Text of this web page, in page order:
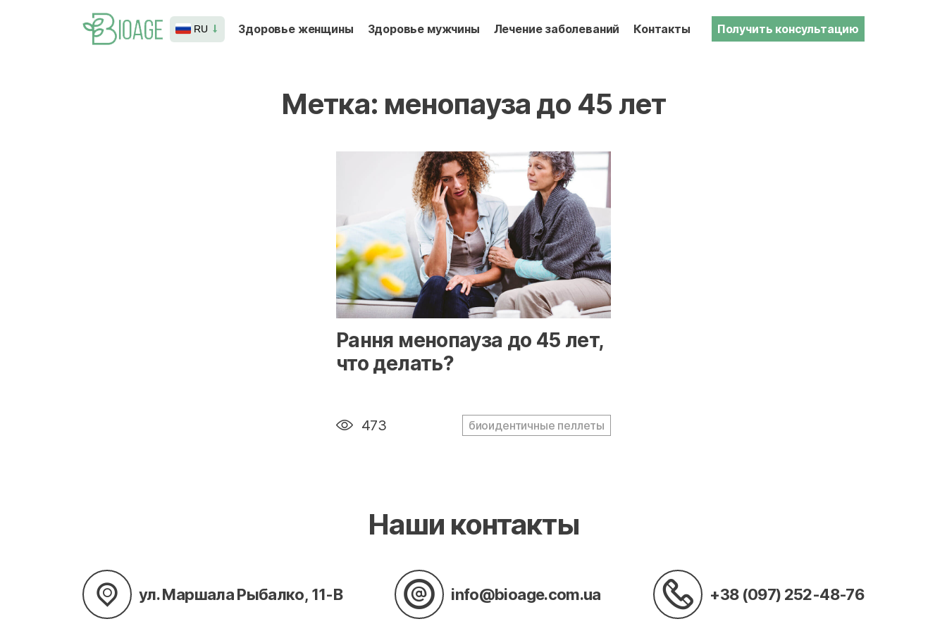
RU Здоровье женщины Здоровье мужчины Лечение заболеваний Контакты Получить консультацию
Метка: менопауза до 45 лет
" alt="loading" class="img-responsive"/>
Рання менопауза до 45 лет,
что делать?
473 биоидентичные пеллеты
Наши контакты
ул. Маршала Рыбалко, 11-В info@bioage.com.ua +38 (097) 252-48-76